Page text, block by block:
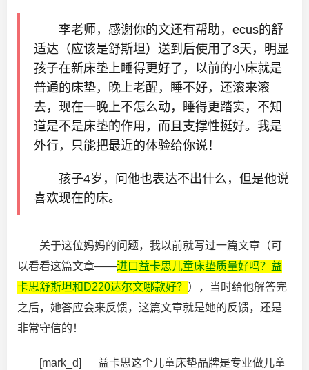
李老师，感谢你的文还有帮助，ecus的舒
适达（应该是舒斯坦）送到后使用了3天，明显
孩子在新床垫上睡得更好了，以前的小床就是
普通的床垫，晚上老醒，睡不好，还滚来滚
去，现在一晚上不怎么动，睡得更踏实，不知
道是不是床垫的作用，而且支撑性挺好。我是
外行，只能把最近的体验给你说！
孩子4岁，问他也表达不出什么，但是他说
喜欢现在的床。
关于这位妈妈的问题，我以前就写过一篇文章（可
以看看这篇文章——进口益卡思儿童床垫质量好吗？益
卡思舒斯坦和D220达尔文哪款好？ ），当时给他解答完
之后，她答应会来反馈，这篇文章就是她的反馈，还是
非常守信的！
[mark_d] 益卡思这个儿童床垫品牌是专业做儿童